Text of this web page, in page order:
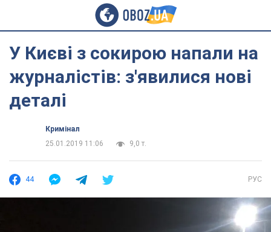
У Києві з сокирою напали на
журналістів: з'явилися нові
деталі
Кримінал
25.01.2019 11:06
9,0 т.
44 РУС